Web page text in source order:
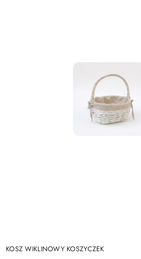
KOSZ WIKLINOWY KOSZYCZEK